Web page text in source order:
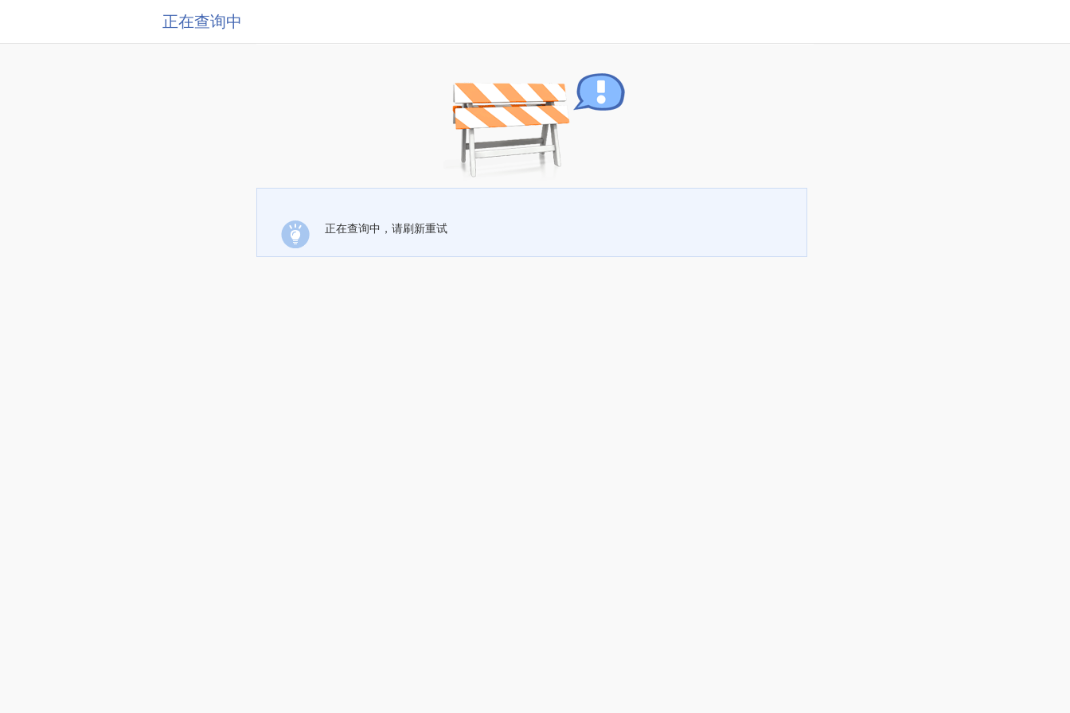
正在查询中
正在查询中，请刷新重试